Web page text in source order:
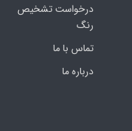
درخواست تشخیص
رنگ
تماس با ما
درباره ما